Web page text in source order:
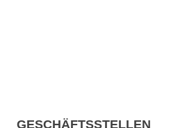
GESCHÄFTSSTELLEN